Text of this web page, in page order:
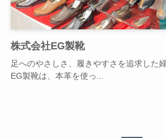
株式会社EG製靴
足へのやさしさ、履きやすさを追求した
EG製靴は、本革を使っ...